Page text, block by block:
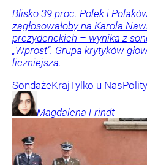
Blisko 39 proc. Polek i
zagłosowałoby na Karola
prezydenckich – wynika z
„Wprost”. Grupa krytyków
liczniejsza.
SondażeKrajTylko u Nas
Magdalena Frindt